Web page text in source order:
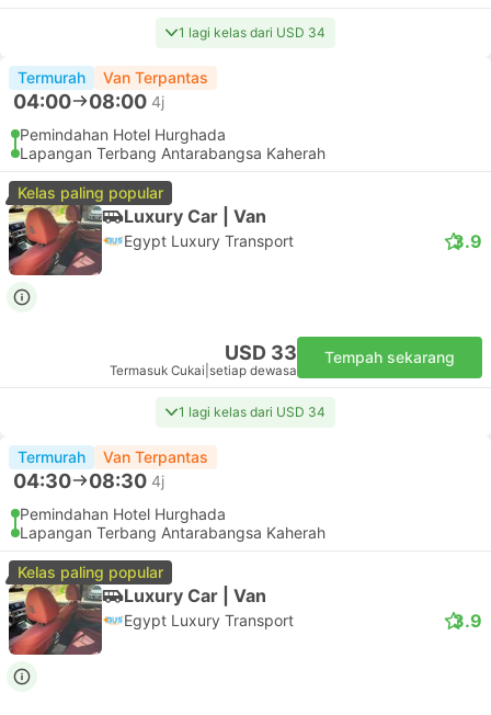
1 lagi kelas dari USD 34
Termurah Van Terpantas
04:00 08:00 4j
Pemindahan Hotel Hurghada
Lapangan Terbang Antarabangsa Kaherah
Kelas paling popular
Luxury Car | Van
Egypt Luxury Transport 3.9
USD 33
Termasuk Cukai setiap dewasa
Tempah sekarang
1 lagi kelas dari USD 34
Termurah Van Terpantas
04:30 08:30 4j
Pemindahan Hotel Hurghada
Lapangan Terbang Antarabangsa Kaherah
Kelas paling popular
Luxury Car | Van
Egypt Luxury Transport 3.9